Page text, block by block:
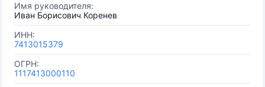
Имя руководителя:
Иван Борисович Коренев
ИНН:
7413015379
ОГРН:
1117413000110